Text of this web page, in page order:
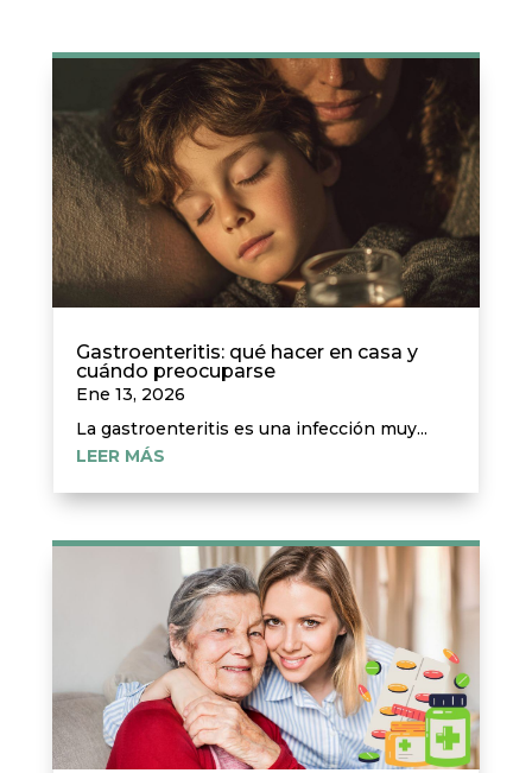
Gastroenteritis: qué hacer en casa y
cuándo preocuparse
Ene 13, 2026
La gastroenteritis es una infección muy...
LEER MÁS